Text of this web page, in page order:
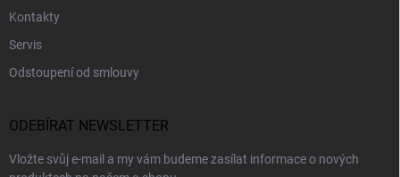
Kontakty
Servis
Odstoupení od smlouvy
ODEBÍRAT NEWSLETTER
Vložte svůj e-mail a my vám budeme zasílat informace o nových